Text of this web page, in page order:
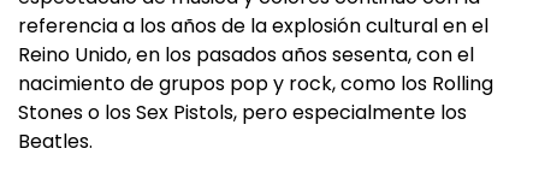
referencia a los años de la explosión cultural en el
Reino Unido, en los pasados años sesenta, con el
nacimiento de grupos pop y rock, como los Rolling
Stones o los Sex Pistols, pero especialmente los
Beatles.